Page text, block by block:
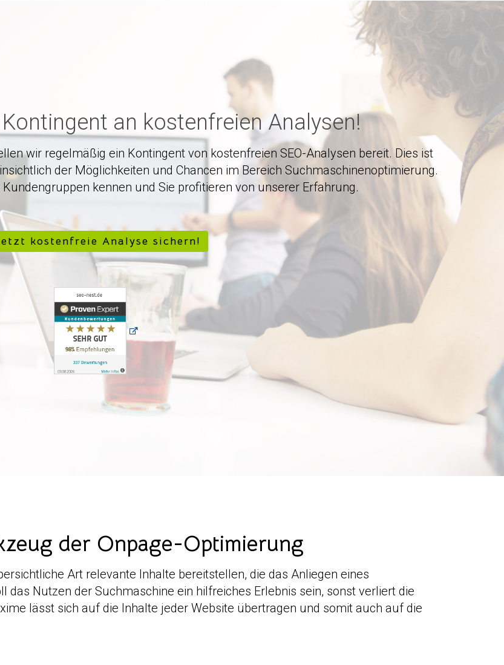
an kostenfreien Analysen!
wir regelmäßig ein Kontingent von kostenfreien SEO-Analysen bereit. Dies ist
der Möglichkeiten und Chancen im Bereich Suchmaschinenoptimierung.
kennen und Sie profitieren von unserer Erfahrung.
kostenfreie Analyse sichern!
der Onpage-Optimierung
Art relevante Inhalte bereitstellen, die das Anliegen eines
Nutzen der Suchmaschine ein hilfreiches Erlebnis sein, sonst verliert die
lässt sich auf die Inhalte jeder Website übertragen und somit auch auf die